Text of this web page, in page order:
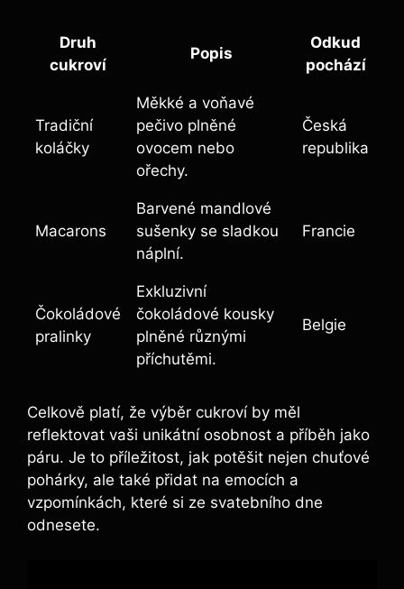
Druh
cukroví
Popis
Odkud
pochází
Tradiční
koláčky
Měkké a voňavé
pečivo plněné
ovocem nebo
ořechy.
Česká
republika
Macarons
Barvené mandlové
sušenky se sladkou
náplní.
Francie
Čokoládové
pralinky
Exkluzivní
čokoládové kousky
plněné různými
příchutěmi.
Belgie
Celkově platí, že výběr cukroví by měl
reflektovat vaši unikátní osobnost a příběh jako
páru. Je to příležitost, jak potěšit nejen chuťové
pohárky, ale také přidat na emocích a
vzpomínkách, které si ze svatebního dne
odnesete.